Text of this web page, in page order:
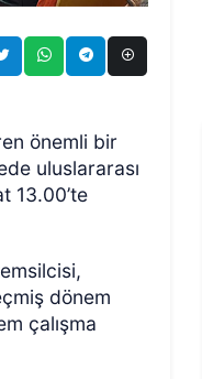
önemli bir
uluslararası
13.00’te
dönem
çalışma